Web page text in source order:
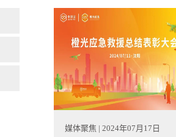
媒体聚焦 | 2024年07月17日